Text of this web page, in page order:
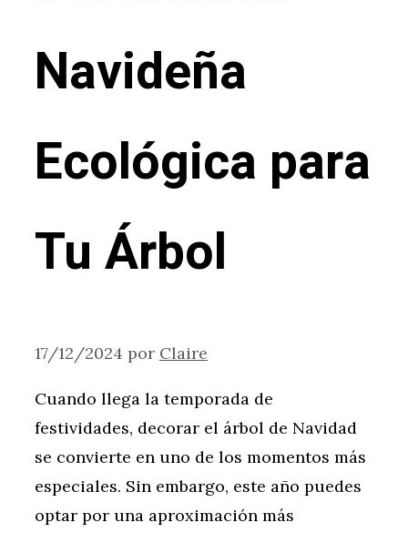
Navideña
Ecológica para
Tu Árbol
17/12/2024 por Claire
Cuando llega la temporada de
festividades, decorar el árbol de Navidad
se convierte en uno de los momentos más
especiales. Sin embargo, este año puedes
optar por una aproximación más